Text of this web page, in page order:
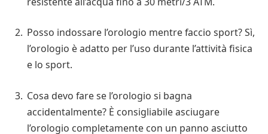
Posso indossare l’orologio mentre faccio sport? Sì,
l’orologio è adatto per l’uso durante l’attività fisica
e lo sport.
Cosa devo fare se l’orologio si bagna
accidentalmente? È consigliabile asciugare
l’orologio completamente con un panno asciutto